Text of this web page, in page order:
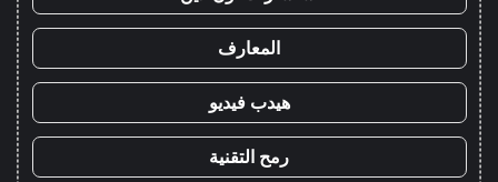
المعارف
هيدب فيديو
رمح التقنية